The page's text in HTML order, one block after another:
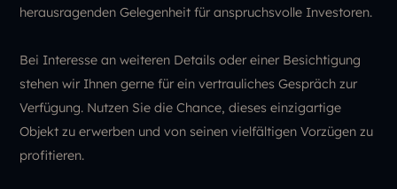
herausragenden Gelegenheit für anspruchsvolle Investoren.
Bei Interesse an weiteren Details oder einer Besichtigung
stehen wir Ihnen gerne für ein vertrauliches Gespräch zur
Verfügung. Nutzen Sie die Chance, dieses einzigartige
Objekt zu erwerben und von seinen vielfältigen Vorzügen zu
profitieren.